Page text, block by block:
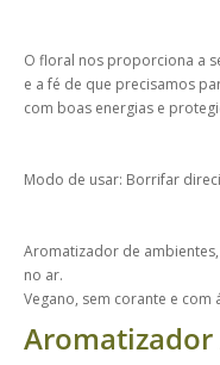
O floral nos proporciona a
e a fé de que precisamos
com boas energias e
Modo de usar: Borrifar
Aromatizador de
no ar.
Vegano, sem corante e
Aromatizador